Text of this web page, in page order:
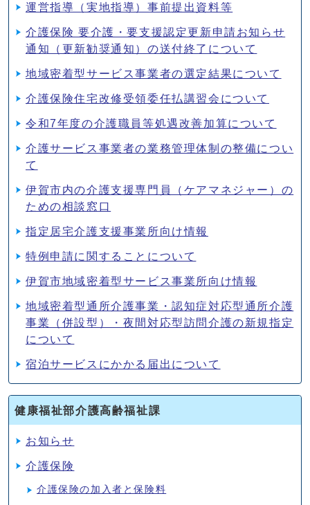
運営指導（実地指導）事前提出資料等
介護保険 要介護・要支援認定更新申請お知らせ
通知（更新勧奨通知）の送付終了について
地域密着型サービス事業者の選定結果について
介護保険住宅改修受領委任払講習会について
令和7年度の介護職員等処遇改善加算について
介護サービス事業者の業務管理体制の整備につい
て
伊賀市内の介護支援専門員（ケアマネジャー）の
ための相談窓口
指定居宅介護支援事業所向け情報
特例申請に関することについて
伊賀市地域密着型サービス事業所向け情報
地域密着型通所介護事業・認知症対応型通所介護
事業（併設型）・夜間対応型訪問介護の新規指定
について
宿泊サービスにかかる届出について
健康福祉部介護高齢福祉課
お知らせ
介護保険
介護保険の加入者と保険料